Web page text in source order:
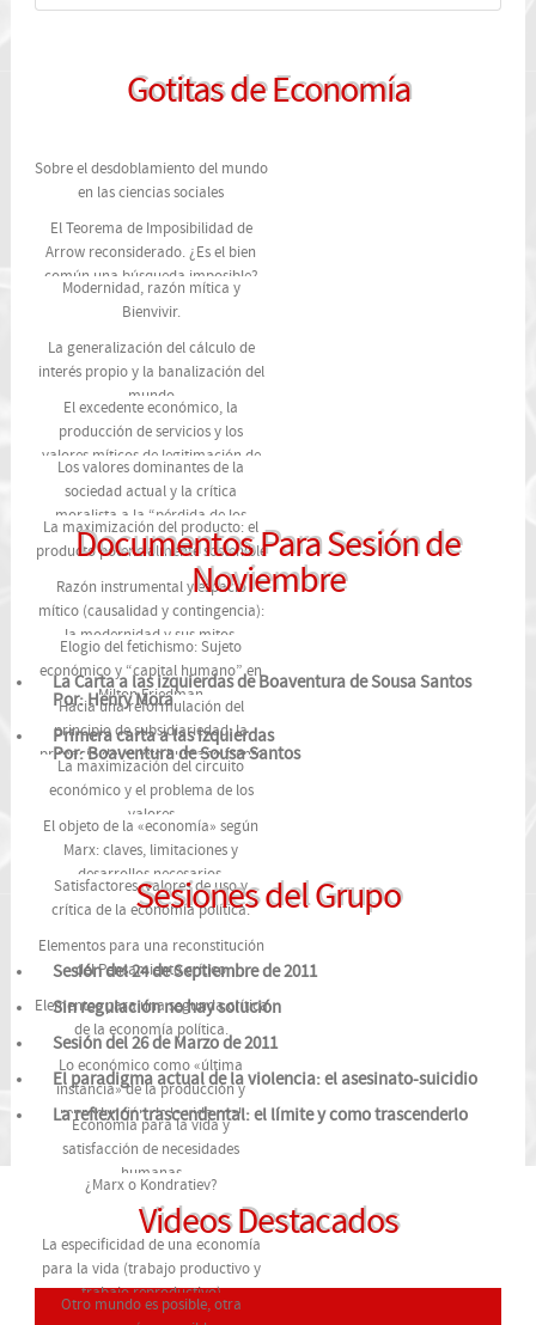
Gotitas de Economía
Sobre el desdoblamiento del mundo
en las ciencias sociales
El Teorema de Imposibilidad de
Arrow reconsiderado. ¿Es el bien
común una búsqueda imposible?
Modernidad, razón mítica y
Bienvivir.
La generalización del cálculo de
interés propio y la banalización del
mundo
El excedente económico, la
producción de servicios y los
valores míticos de legitimación de
Los valores dominantes de la
sociedad actual y la crítica
moralista a la “pérdida de los
valores”: ¿crisis de valores o crisis
de convivencia?
La maximización del producto: el
producto potencialmente sostenible
Razón instrumental y espacio
mítico (causalidad y contingencia):
la modernidad y sus mitos.
Elogio del fetichismo: Sujeto
económico y “capital humano” en
Milton Friedman
Hacia una reformulación del
principio de subsidiariedad: la
primacía del sujeto humano frente
La maximización del circuito
económico y el problema de los
valores
El objeto de la «economía» según
Marx: claves, limitaciones y
desarrollos necesarios.
Satisfactores, valores de uso y
crítica de la economía política.
Elementos para una reconstitución
del Pensamiento crítico
Elementos para una segunda crítica
de la economía política.
Lo económico como «última
instancia» de la producción y
reproducción de la vida real
Economía para la vida y
satisfacción de necesidades
humanas
¿Marx o Kondratiev?
La especificidad de una economía
para la vida (trabajo productivo y
trabajo reproductivo)
Otro mundo es posible, otra
Documentos Para Sesión de
Noviembre
La Carta a las izquierdas de Boaventura de Sousa Santos
Por: Henry Mora
Primera carta a las izquierdas
Por: Boaventura de Sousa Santos
Sesiones del Grupo
Sesión del 24 de Septiembre de 2011
Sin regulación no hay solución
Sesión del 26 de Marzo de 2011
El paradigma actual de la violencia: el asesinato-suicidio
La reflexión trascendental: el límite y como trascenderlo
Videos Destacados